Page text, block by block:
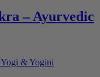
– Ayurvedic